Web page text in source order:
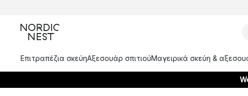
Επιτραπέζια σκεύηΑξεσουάρ σπιτιούΜαγειρικά σκεύη &